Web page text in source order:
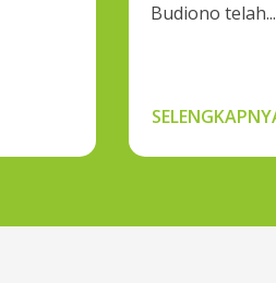
Budiono telah...